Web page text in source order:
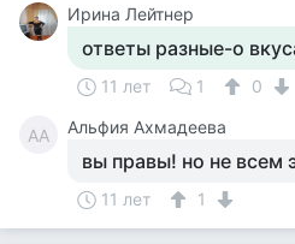
Ирина Лейтнер
ответы разные-о
11 лет 1 0
АА Альфия Ахмадеева
вы правы! но не всем
11 лет 1